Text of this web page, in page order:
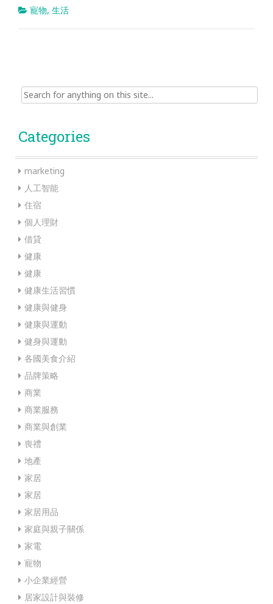
寵物, 生活
Search
for:
Categories
marketing
人工智能
住宿
個人理財
借貸
健康
健康
健康生活習慣
健康與健身
健康與運動
健身與運動
各國美食介紹
品牌策略
商業
商業服務
商業與創業
喪禮
地產
家居
家居
家居用品
家庭與親子關係
家電
寵物
小企業經營
居家設計與裝修